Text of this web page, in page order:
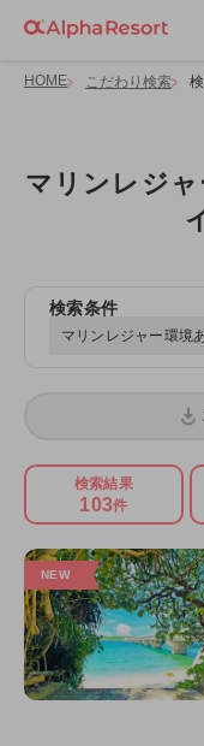
HOME こだわり検索
マリンレジ
検索条件
マリンレジャー環境
検索結果
103件